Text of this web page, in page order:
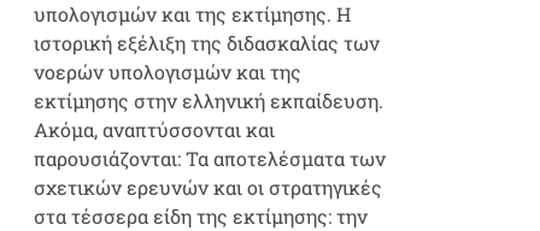
υπολογισμών και της εκτίμησης. Η
ιστορική εξέλιξη της διδασκαλίας των
νοερών υπολογισμών και της
εκτίμησης στην ελληνική εκπαίδευση.
Ακόμα, αναπτύσσονται και
παρουσιάζονται: Τα αποτελέσματα των
σχετικών ερευνών και οι στρατηγικές
στα τέσσερα είδη της εκτίμησης: την